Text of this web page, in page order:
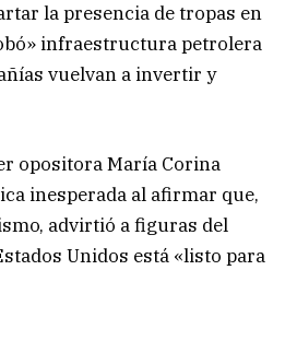
la presencia de tropas en
infraestructura petrolera
vuelvan a invertir y
opositora María Corina
inesperada al afirmar que,
advirtió a figuras del
Unidos está «listo para